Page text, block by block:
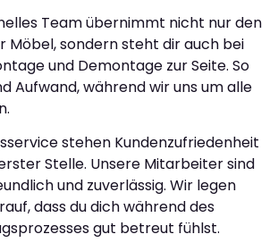
Team übernimmt nicht nur den
Möbel, sondern steht dir auch bei
und Demontage zur Seite. So
Aufwand, während wir uns um alle
stehen Kundenzufriedenheit
Stelle. Unsere Mitarbeiter sind
und zuverlässig. Wir legen
dass du dich während des
gut betreut fühlst.